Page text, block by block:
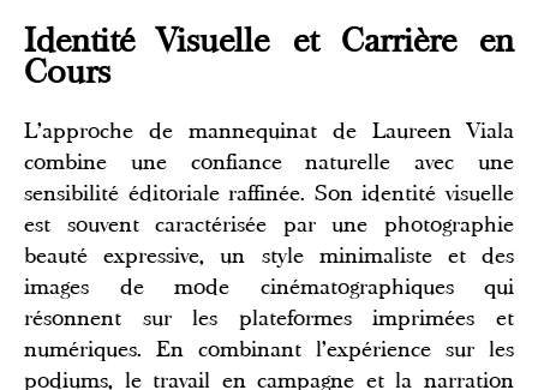
Identité Visuelle et Carrière en
Cours
L'approche de mannequinat de Laureen Viala
combine une confiance naturelle avec une
sensibilité éditoriale raffinée. Son identité visuelle
est souvent caractérisée par une photographie
beauté expressive, un style minimaliste et des
images de mode cinématographiques qui
résonnent sur les plateformes imprimées et
numériques. En combinant l'expérience sur les
podiums, le travail en campagne et la narration